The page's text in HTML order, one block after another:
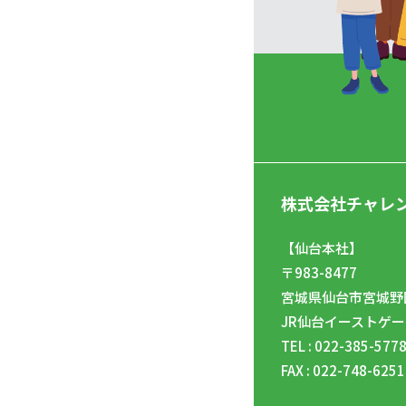
株式会社チャレ
【仙台本社】
〒983-8477
宮城県仙台市宮城
JR仙台イーストゲ
TEL : 022-385-5778
FAX : 022-748-6251